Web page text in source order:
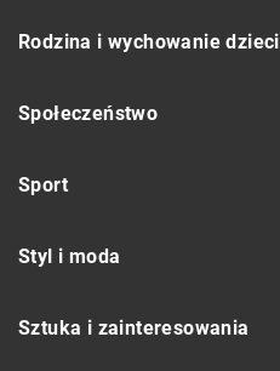
Rodzina i wychowanie dzieci
Społeczeństwo
Sport
Styl i moda
Sztuka i zainteresowania